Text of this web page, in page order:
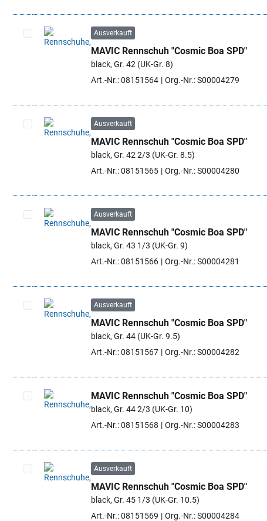
Artikel auswählen
Ausverkauft
MAVIC Rennschuh "Cosmic Boa SPD"
black, Gr. 42 (UK-Gr. 8)
Art.-Nr.: 08151564
Org.-Nr.: S00004279
Artikel auswählen
Ausverkauft
MAVIC Rennschuh "Cosmic Boa SPD"
black, Gr. 42 2/3 (UK-Gr. 8.5)
Art.-Nr.: 08151565
Org.-Nr.: S00004280
Artikel auswählen
Ausverkauft
MAVIC Rennschuh "Cosmic Boa SPD"
black, Gr. 43 1/3 (UK-Gr. 9)
Art.-Nr.: 08151566
Org.-Nr.: S00004281
Artikel auswählen
Ausverkauft
MAVIC Rennschuh "Cosmic Boa SPD"
black, Gr. 44 (UK-Gr. 9.5)
Art.-Nr.: 08151567
Org.-Nr.: S00004282
Artikel auswählen
MAVIC Rennschuh "Cosmic Boa SPD"
black, Gr. 44 2/3 (UK-Gr. 10)
Art.-Nr.: 08151568
Org.-Nr.: S00004283
Artikel auswählen
Ausverkauft
MAVIC Rennschuh "Cosmic Boa SPD"
black, Gr. 45 1/3 (UK-Gr. 10.5)
Art.-Nr.: 08151569
Org.-Nr.: S00004284